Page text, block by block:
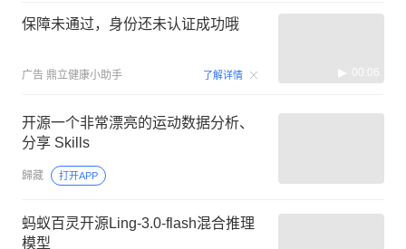
保障未通过，身份还未认证成功哦
广告 鼎立健康小助手 了解详情 00:06
开源一个非常漂亮的运动数据分析、
分享 Skills
歸藏 打开APP
蚂蚁百灵开源Ling-3.0-flash混合推理
模型